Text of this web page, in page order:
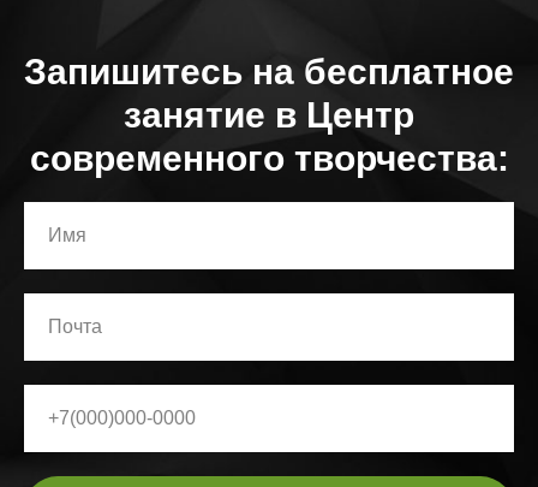
Запишитесь на бесплатное
занятие в Центр
современного творчества: